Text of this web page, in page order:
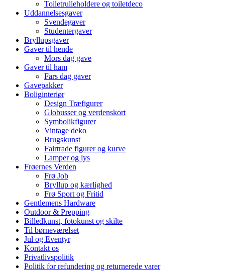
Toiletrulleholdere og toiletdeco
Uddannelsesgaver
Svendegaver
Studentergaver
Bryllupsgaver
Gaver til hende
Mors dag gave
Gaver til ham
Fars dag gaver
Gavepakker
Boliginteriør
Design Træfigurer
Globusser og verdenskort
Symbolikfigurer
Vintage deko
Brugskunst
Fairtrade figurer og kurve
Lamper og lys
Frøernes Verden
Frø Job
Bryllup og kærlighed
Frø Sport og Fritid
Gentlemens Hardware
Outdoor & Prepping
Billedkunst, fotokunst og skilte
Til børneværelset
Jul og Eventyr
Kontakt os
Privatlivspolitik
Politik for refundering og returnerede varer